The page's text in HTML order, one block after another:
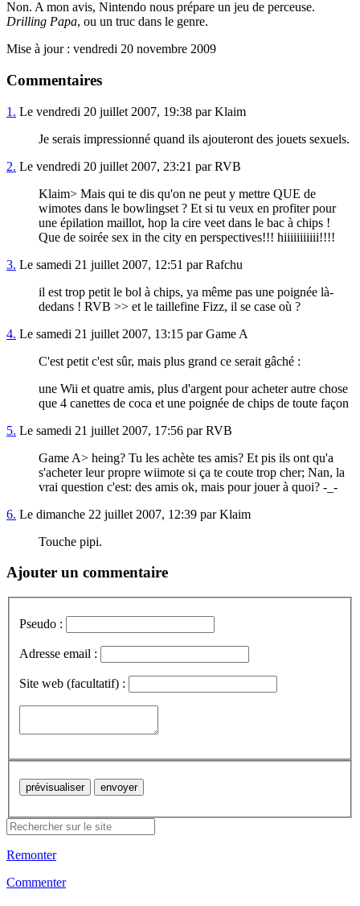
Non. A mon avis, Nintendo nous prépare un jeu de perceuse.
Drilling Papa, ou un truc dans le genre.
Mise à jour : vendredi 20 novembre 2009
Commentaires
1. Le vendredi 20 juillet 2007, 19:38 par Klaim
Je serais impressionné quand ils ajouteront des jouets sexuels.
2. Le vendredi 20 juillet 2007, 23:21 par RVB
Klaim> Mais qui te dis qu'on ne peut y mettre QUE de
wimotes dans le bowlingset ? Et si tu veux en profiter pour
une épilation maillot, hop la cire veet dans le bac à chips !
Que de soirée sex in the city en perspectives!!! hiiiiiiiiiii!!!!
3. Le samedi 21 juillet 2007, 12:51 par Rafchu
il est trop petit le bol à chips, ya même pas une poignée là-
dedans ! RVB >> et le taillefine Fizz, il se case où ?
4. Le samedi 21 juillet 2007, 13:15 par Game A
C'est petit c'est sûr, mais plus grand ce serait gâché :
une Wii et quatre amis, plus d'argent pour acheter autre chose
que 4 canettes de coca et une poignée de chips de toute façon
5. Le samedi 21 juillet 2007, 17:56 par RVB
Game A> heing? Tu les achète tes amis? Et pis ils ont qu'a
s'acheter leur propre wiimote si ça te coute trop cher; Nan, la
vrai question c'est: des amis ok, mais pour jouer à quoi? -_-
6. Le dimanche 22 juillet 2007, 12:39 par Klaim
Touche pipi.
Ajouter un commentaire
Pseudo :
Adresse email :
Site web (facultatif) :
Remonter
Commenter